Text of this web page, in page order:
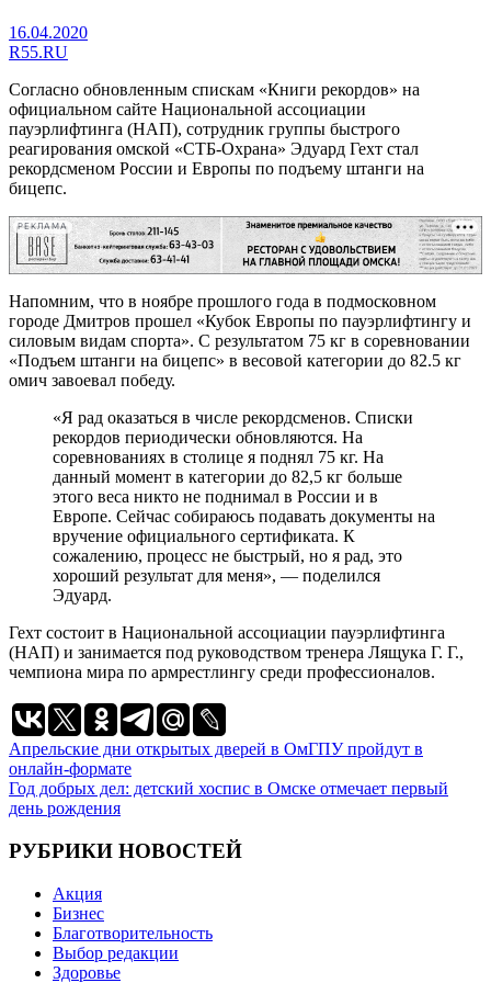
16.04.2020
R55.RU
Согласно обновленным спискам «Книги рекордов» на
официальном сайте Национальной ассоциации
пауэрлифтинга (НАП), сотрудник группы быстрого
реагирования омской «СТБ-Охрана» Эдуард Гехт стал
рекордсменом России и Европы по подъему штанги на
бицепс.
РЕКЛАМА
Напомним, что в ноябре прошлого года в подмосковном
городе Дмитров прошел «Кубок Европы по пауэрлифтингу и
силовым видам спорта». С результатом 75 кг в соревновании
«Подъем штанги на бицепс» в весовой категории до 82.5 кг
омич завоевал победу.
«Я рад оказаться в числе рекордсменов. Списки
рекордов периодически обновляются. На
соревнованиях в столице я поднял 75 кг. На
данный момент в категории до 82,5 кг больше
этого веса никто не поднимал в России и в
Европе. Сейчас собираюсь подавать документы на
вручение официального сертификата. К
сожалению, процесс не быстрый, но я рад, это
хороший результат для меня», — поделился
Эдуард.
Гехт состоит в Национальной ассоциации пауэрлифтинга
(НАП) и занимается под руководством тренера Лящука Г. Г.,
чемпиона мира по армрестлингу среди профессионалов.
Навигация
по
записям
Апрельские дни открытых дверей в ОмГПУ пройдут в
онлайн-формате
Год добрых дел: детский хоспис в Омске отмечает первый
день рождения
РУБРИКИ НОВОСТЕЙ
Акция
Бизнес
Благотворительность
Выбор редакции
Здоровье